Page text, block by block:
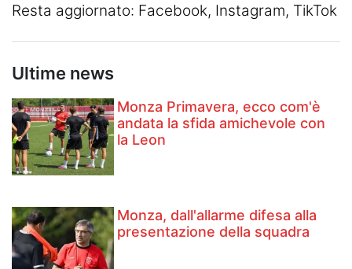
Resta aggiornato: Facebook, Instagram, TikTok
Ultime news
Monza Primavera, ecco com'è
andata la sfida amichevole con
la Leon
Monza, dall'allarme difesa alla
presentazione della squadra